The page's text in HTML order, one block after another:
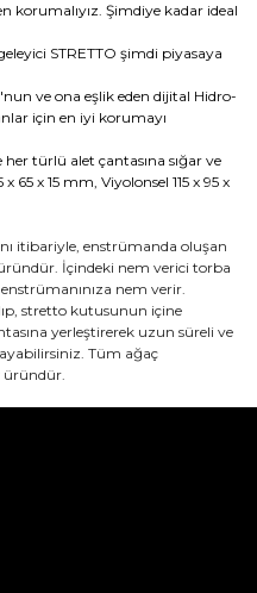
korumalıyız. Şimdiye kadar ideal
STRETTO şimdi piyasaya
ve ona eşlik eden dijital Hidro-
için en iyi korumayı
türlü alet çantasına sığar ve
65 x 15 mm, Viyolonsel 115 x 95 x
itibariyle, enstrümanda oluşan
İçindeki nem verici torba
enstrümanınıza nem verir.
stretto kutusunun içine
yerleştirerek uzun süreli ve
Tüm ağaç
üründür.